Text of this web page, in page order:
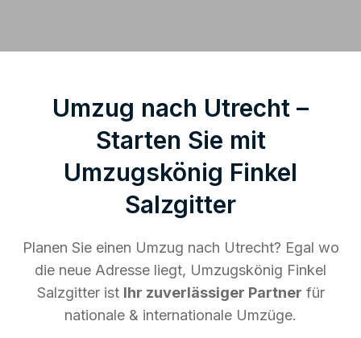
Umzug nach Utrecht –
Starten Sie mit
Umzugskönig Finkel
Salzgitter
Planen Sie einen Umzug nach Utrecht? Egal wo
die neue Adresse liegt, Umzugskönig Finkel
Salzgitter ist Ihr zuverlässiger Partner für
nationale & internationale Umzüge.